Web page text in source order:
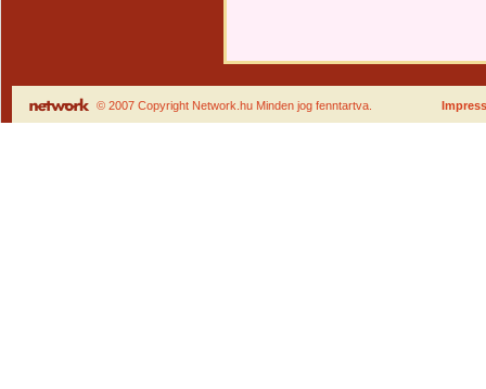
© 2007 Copyright Network.hu Minden jog fenntartva.